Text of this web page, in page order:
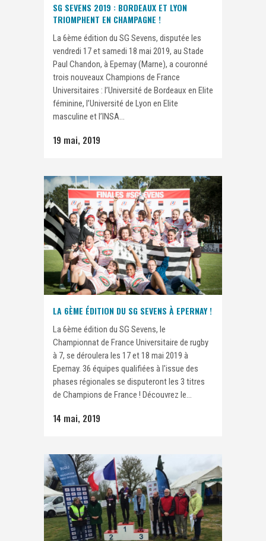
SG SEVENS 2019 : BORDEAUX ET LYON
TRIOMPHENT EN CHAMPAGNE !
La 6ème édition du SG Sevens, disputée les
vendredi 17 et samedi 18 mai 2019, au Stade
Paul Chandon, à Epernay (Marne), a couronné
trois nouveaux Champions de France
Universitaires : l’Université de Bordeaux en Elite
féminine, l’Université de Lyon en Elite
masculine et l’INSA...
19 mai, 2019
LA 6ÈME ÉDITION DU SG SEVENS À EPERNAY !
La 6ème édition du SG Sevens, le
Championnat de France Universitaire de rugby
à 7, se déroulera les 17 et 18 mai 2019 à
Epernay. 36 équipes qualifiées à l'issue des
phases régionales se disputeront les 3 titres
de Champions de France ! Découvrez le...
14 mai, 2019